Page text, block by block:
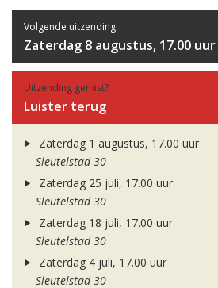
Volgende uitzending:
Zaterdag 8 augustus, 17.00 uur
Uitzending gemist?
Luister terug
Zaterdag 1 augustus, 17.00 uur
Sleutelstad 30
Zaterdag 25 juli, 17.00 uur
Sleutelstad 30
Zaterdag 18 juli, 17.00 uur
Sleutelstad 30
Zaterdag 4 juli, 17.00 uur
Sleutelstad 30